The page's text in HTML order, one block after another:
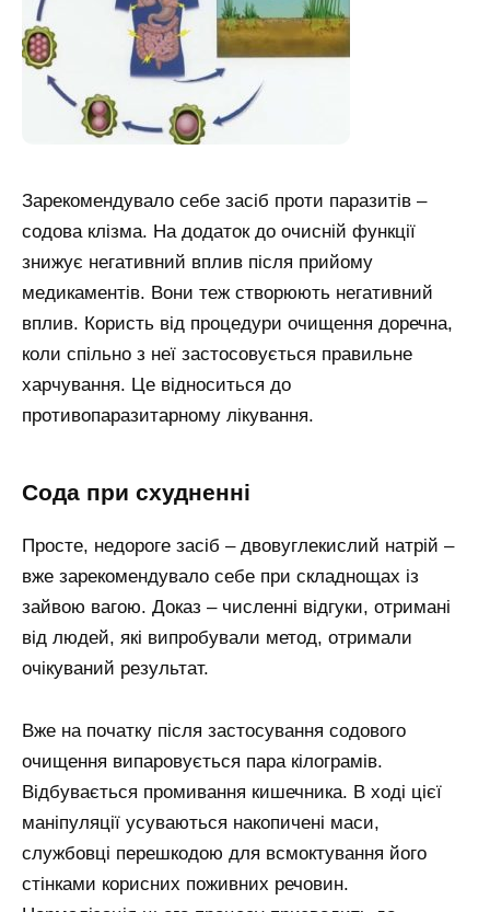
Зарекомендувало себе засіб проти паразитів –
содова клізма. На додаток до очисній функції
знижує негативний вплив після прийому
медикаментів. Вони теж створюють негативний
вплив. Користь від процедури очищення доречна,
коли спільно з неї застосовується правильне
харчування. Це відноситься до
противопаразитарному лікування.
Сода при схудненні
Просте, недороге засіб – двовуглекислий натрій –
вже зарекомендувало себе при складнощах із
зайвою вагою. Доказ – численні відгуки, отримані
від людей, які випробували метод, отримали
очікуваний результат.
Вже на початку після застосування содового
очищення випаровується пара кілограмів.
Відбувається промивання кишечника. В ході цієї
маніпуляції усуваються накопичені маси,
службовці перешкодою для всмоктування його
стінками корисних поживних речовин.